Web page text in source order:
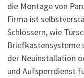
die Montage von
Firma ist
Schlössern, wie
Briefkastensysteme
der Neuinstallation
und Aufsperrdienst